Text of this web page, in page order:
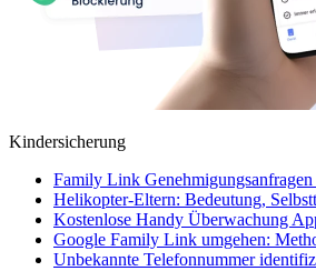
Kindersicherung
Family Link
Helikopter-Eltern: Bedeutung,
Kostenlose Handy Überwachung
Google Family Link umgehen:
Unbekannte Telefonnummer